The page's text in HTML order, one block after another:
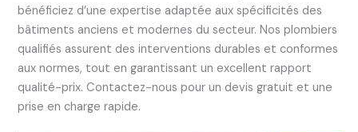
bénéficiez d’une expertise adaptée aux spécificités des
bâtiments anciens et modernes du secteur. Nos plombiers
qualifiés assurent des interventions durables et conformes
aux normes, tout en garantissant un excellent rapport
qualité-prix. Contactez-nous pour un devis gratuit et une
prise en charge rapide.